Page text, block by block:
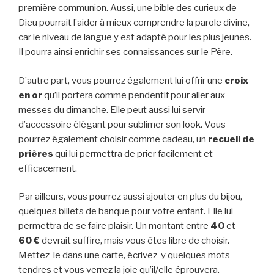
première communion. Aussi, une bible des curieux de
Dieu pourrait l’aider à mieux comprendre la parole divine,
car le niveau de langue y est adapté pour les plus jeunes.
Il pourra ainsi enrichir ses connaissances sur le Père.
D’autre part, vous pourrez également lui offrir une croix
en orqu’il portera comme pendentif pour aller aux
messes du dimanche. Elle peut aussi lui servir
d’accessoire élégant pour sublimer son look. Vous
pourrez également choisir comme cadeau, un recueil de
prières qui lui permettra de prier facilement et
efficacement.
Par ailleurs, vous pourrez aussi ajouter en plus du bijou,
quelques billets de banque pour votre enfant. Elle lui
permettra de se faire plaisir. Un montant entre 40et
60€ devrait suffire, mais vous êtes libre de choisir.
Mettez-le dans une carte, écrivez-y quelques mots
tendres et vous verrez la joie qu’il/elle éprouvera.